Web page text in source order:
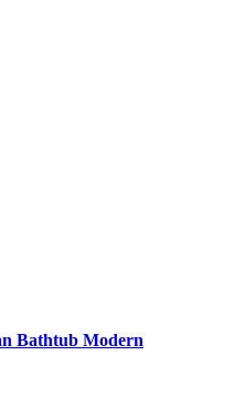
Bathtub Modern